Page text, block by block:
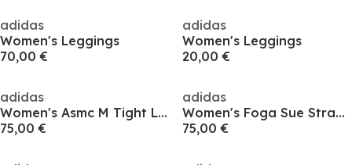
adidas
Women's Leggings
70,00 €
adidas
Women's Leggings
20,00 €
adidas
Women's Asmc M Tight Leggings
75,00 €
adidas
Women's Foga Sue Strappy Muscle Vest
75,00 €